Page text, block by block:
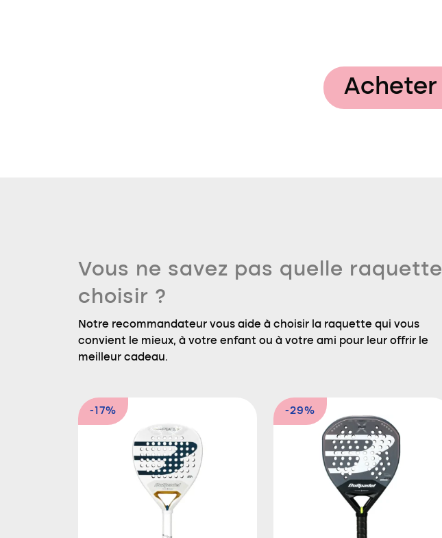
Acheter
Vous ne savez pas quelle raquette
choisir ?
Notre recommandateur vous aide à choisir la raquette qui vous
convient le mieux, à votre enfant ou à votre ami pour leur offrir le
meilleur cadeau.
-17% -29%